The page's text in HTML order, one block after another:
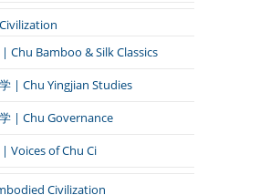
Chu Bamboo & Silk Classics
| Chu Yingjian Studies
| Chu Governance
Voices of Chu Ci
Civilization